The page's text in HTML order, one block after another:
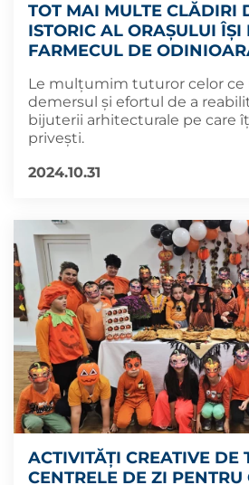
TOT MAI MULTE CLĂDIRI
ISTORIC AL ORAȘULUI ÎȘI
FARMECUL DE
Le mulțumim tuturor celor ce
demersul și efortul de a
bijuterii arhitecturale pe care
privești.
2024.10.31
ACTIVITĂȚI CREATIVE DE
CENTRELE DE ZI PENTRU